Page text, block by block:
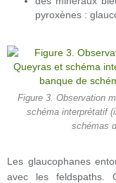
pyroxènes :
Figure 3. Observation
schéma interprétatif
schémas
Les glaucophanes
avec les feldspaths.